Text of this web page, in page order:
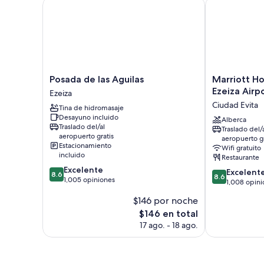
Posada
de
las
Aguilas
Ezeiza
Posada de las Aguilas
Ezeiza
Tina de hidromasaje
Desayuno incluido
Traslado del/al
aeropuerto gratis
Estacionamiento
incluido
8.6
de
8.6 Excelente
1,005 opiniones
$146 por noche
El
precio
$146 en total
17 ago. - 18 ago.
Marriott
Hotel
Aires
Ezeiza
Airport
Ciudad
Evita
Marriott
Ezeiza
Ciudad Evita
Alberca
Traslado del/
aeropuerto
Wifi gratuito
Restaurante
8.6
de
8.6
1,008